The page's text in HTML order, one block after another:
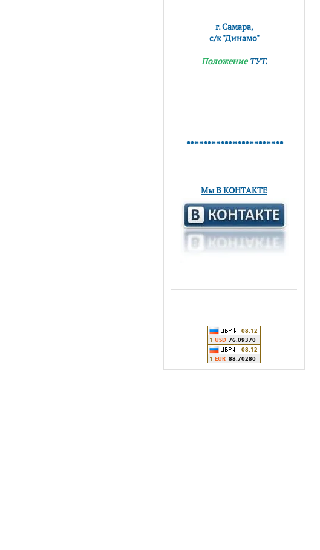
г. Самара,
с/к "Динамо"
ПоложениеТУТ.
***********************
Мы В КОНТАКТЕ